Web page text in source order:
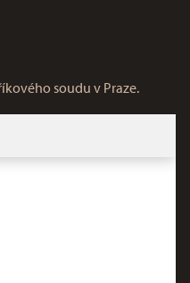
soudu v Praze.